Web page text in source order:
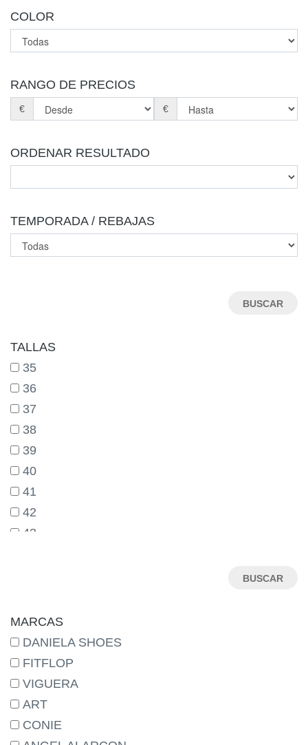
COLOR
RANGO DE PRECIOS
€ €
ORDENAR RESULTADO
TEMPORADA / REBAJAS
TALLAS
35
36
37
38
39
40
41
42
43
MARCAS
DANIELA SHOES
FITFLOP
VIGUERA
ART
CONIE